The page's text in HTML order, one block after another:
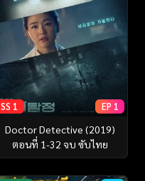
SS 1 EP 1
Doctor Detective (2019)
ตอนที่ 1-32 จบ ซับไทย